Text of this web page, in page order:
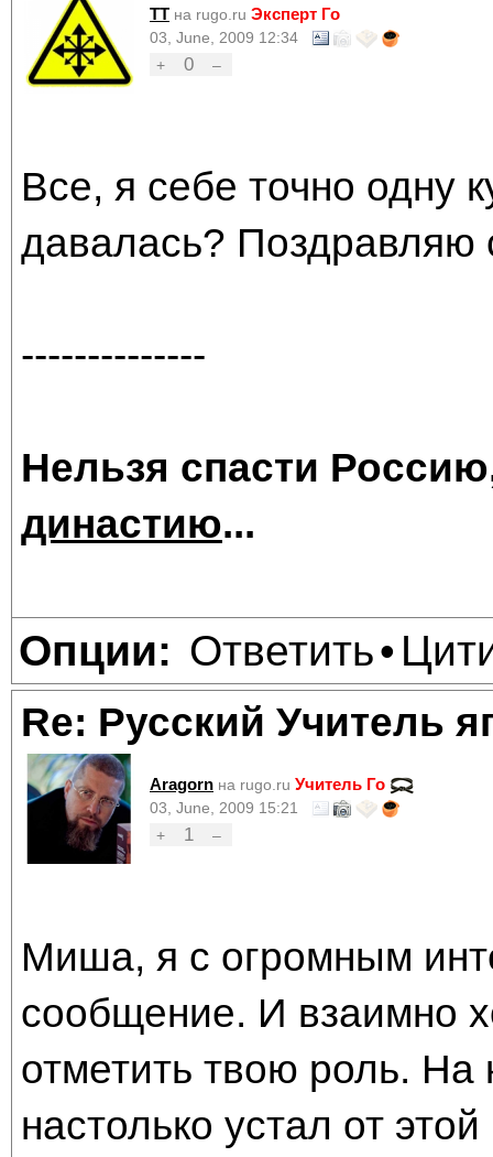
TT на rugo.ru Эксперт Го
03, June, 2009 12:34
+
0 –
Все, я себе точно одну
давалась? Поздравляю
--------------
Нельзя спасти
династию...
Опции: Ответить•
Re: Русский Учитель
Aragorn на rugo.ru Учитель Го
03, June, 2009 15:21
+
1 –
Миша, я с огромным
сообщение. И взаимно
отметить твою роль. На
настолько устал от